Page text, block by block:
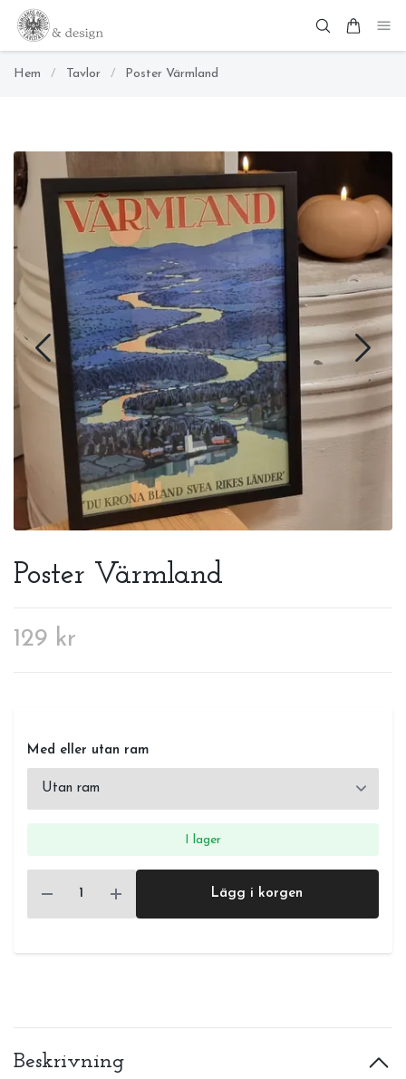
Hem / Tavlor / Poster Värmland
Poster Värmland
129 kr
Med eller utan ram
I lager
Lägg i korgen
Beskrivning